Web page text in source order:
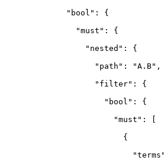
        "bool": {
          "must": {
            "nested": {
              "path": "A.B",
              "filter": {
                "bool": {
                  "must":
[
                    {